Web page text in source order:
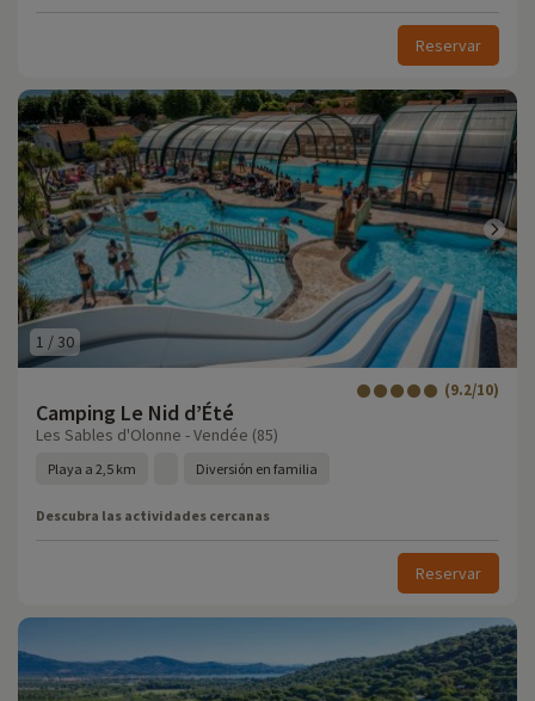
Reservar
1 /30
Camping Le Nid d’Été
(9.2/10)
Les Sables d'Olonne - Vendée (85)
Playa a 2,5 km Diversión en familia
Descubra las actividades cercanas
Reservar